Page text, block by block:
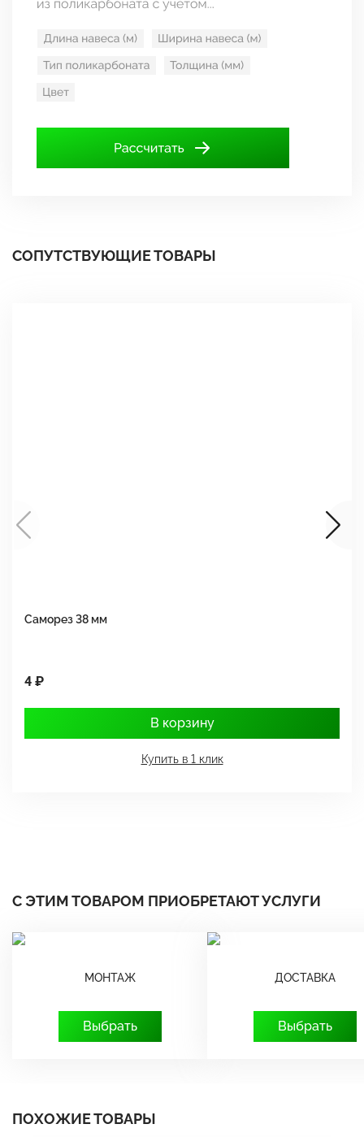
СОПУТСТВУЮЩИЕ ТОВАРЫ
Саморез 38 мм
4 ₽
В корзину
Купить в 1 клик
С ЭТИМ ТОВАРОМ ПРИОБРЕТАЮТ УСЛУГИ
МОНТАЖ
Выбрать
ДОСТАВКА
Выбрать
ПОХОЖИЕ ТОВАРЫ